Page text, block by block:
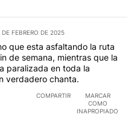
DE FEBRERO DE 2025
que esta asfaltando la ruta
de semana, mientras que la
paralizada en toda la
verdadero chanta.
COMPARTIR
MARCAR
COMO
INAPROPIADO